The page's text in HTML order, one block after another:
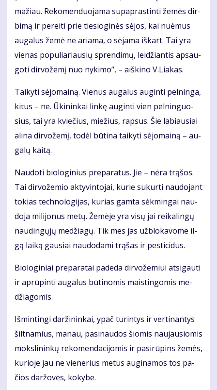
ma­žiau. Re­ko­men­duo­ja­ma su­pap­ras­tin­ti že­mės dir­
bi­mą ir per­ei­ti prie tie­sio­gi­nės sė­jos, kai nu­ė­mus
au­ga­lus že­mė ne aria­ma, o sė­ja­ma iš­kart. Tai yra
vie­nas po­pu­lia­riau­sių spren­di­mų, lei­džian­tis ap­sau­
go­ti dir­vo­že­mį nuo ny­ki­mo“, – aiš­ki­no V.Lia­kas.
Tai­ky­ti sė­jo­mai­ną. Vie­nus au­ga­lus au­gin­ti pel­nin­ga,
ki­tus – ne. Ūki­nin­kai lin­kę au­gin­ti vien pel­nin­guo­
sius, tai yra kvie­čius, mie­žius, rap­sus. Šie la­biau­siai
ali­na dir­vo­že­mį, to­dėl bū­ti­na tai­ky­ti sė­jo­mai­ną – au­
ga­lų kai­tą.
Nau­do­ti bio­lo­gi­nius pre­pa­ra­tus. Jie – nė­ra trą­šos.
Tai dir­vo­že­mio ak­ty­vin­to­jai, ku­rie su­kur­ti nau­do­jant
to­kias tech­no­lo­gi­jas, ku­rias gam­ta sėk­min­gai nau­
do­ja mi­li­jo­nus me­tų. Že­mė­je yra vi­sų jai rei­ka­lin­gų
nau­din­gų­jų me­džia­gų. Tik mes jas už­blo­ka­vo­me il­
gą lai­ką gau­siai nau­do­da­mi trą­šas ir pes­ti­ci­dus.
Bio­lo­gi­niai pre­pa­ra­tai pa­de­da dir­vo­že­miui at­si­gau­ti
ir ap­rū­pin­ti au­ga­lus bū­ti­no­mis mais­tin­go­mis me­
džia­go­mis.
Iš­min­tin­gi dar­ži­nin­kai, ypač tu­rin­tys ir ver­ti­nan­tys
šilt­na­mius, ma­nau, pa­si­nau­dos šio­mis nau­jau­sio­mis
moks­li­nin­kų re­ko­men­da­ci­jo­mis ir pa­si­rū­pins že­mės,
ku­rio­je jau ne vie­ne­rius me­tus au­gi­na­mos tos pa­
čios dar­žo­vės, ko­ky­be.